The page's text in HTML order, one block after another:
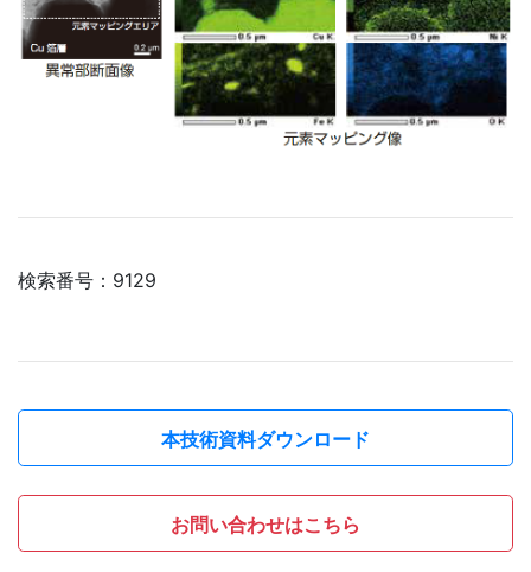
検索番号：9129
本技術資料ダウンロード
お問い合わせはこちら